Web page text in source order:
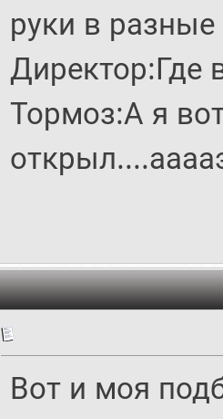
руки в
Директор:Где
Тормоз:А я
Вот и моя